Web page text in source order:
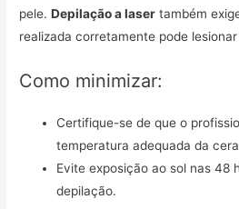
pele.Depilação a laser também
realizada corretamente pode
Como minimizar:
Certifique-se de que o
temperatura adequada da
Evite exposição ao sol nas 48
depilação.